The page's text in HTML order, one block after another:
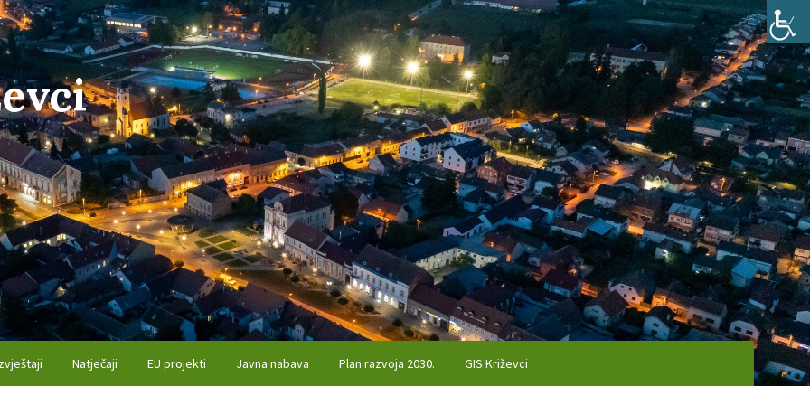
Natječaji EU projekti Javna nabava Plan razvoja 2030. GIS Križevci